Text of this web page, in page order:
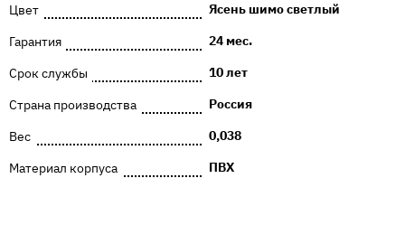
Цвет
Ясень шимо светлый
Гарантия
24 мес.
Срок службы
10 лет
Страна производства
Россия
Вес
0,038
Материал корпуса
ПВХ